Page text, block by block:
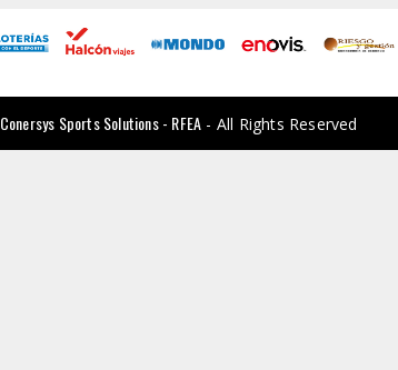
Conersys Sports Solutions - RFEA - All Rights Reserved